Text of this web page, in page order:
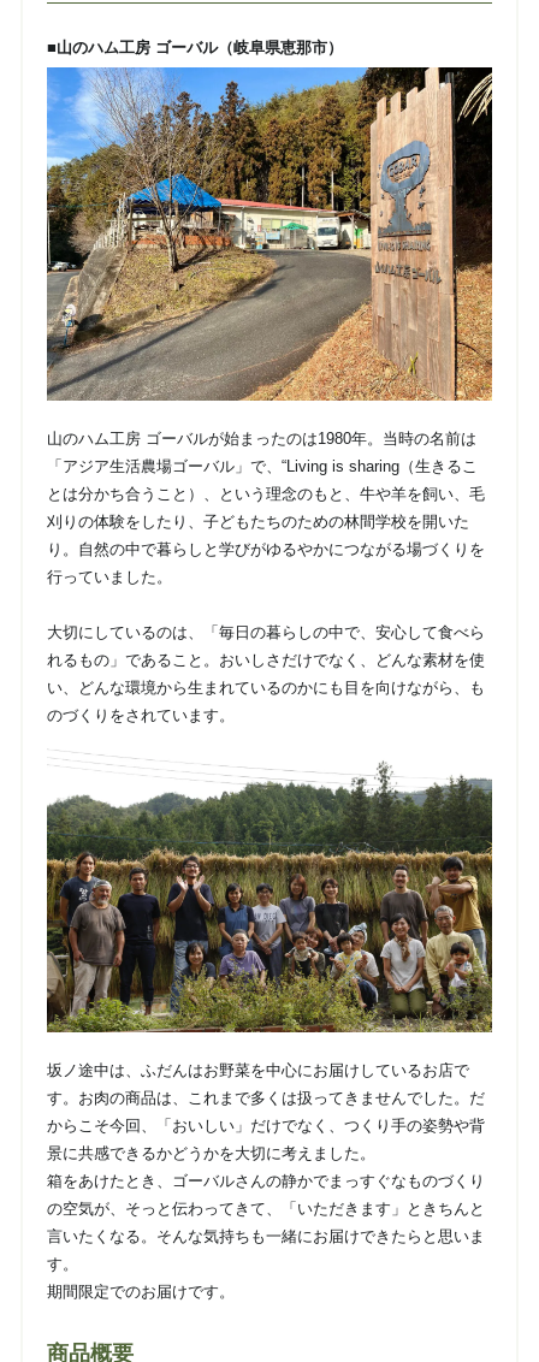
■山のハム工房 ゴーバル（岐阜県恵那市）
山のハム工房 ゴーバルが始まったのは1980年。当時の名前は
「アジア生活農場ゴーバル」で、“Living is sharing（生きるこ
とは分かち合うこと）、という理念のもと、牛や羊を飼い、毛
刈りの体験をしたり、子どもたちのための林間学校を開いた
り。自然の中で暮らしと学びがゆるやかにつながる場づくりを
行っていました。
大切にしているのは、「毎日の暮らしの中で、安心して食べら
れるもの」であること。おいしさだけでなく、どんな素材を使
い、どんな環境から生まれているのかにも目を向けながら、も
のづくりをされています。
坂ノ途中は、ふだんはお野菜を中心にお届けしているお店で
す。お肉の商品は、これまで多くは扱ってきませんでした。だ
からこそ今回、「おいしい」だけでなく、つくり手の姿勢や背
景に共感できるかどうかを大切に考えました。
箱をあけたとき、ゴーバルさんの静かでまっすぐなものづくり
の空気が、そっと伝わってきて、「いただきます」ときちんと
言いたくなる。そんな気持ちも一緒にお届けできたらと思いま
す。
期間限定でのお届けです。
商品概要